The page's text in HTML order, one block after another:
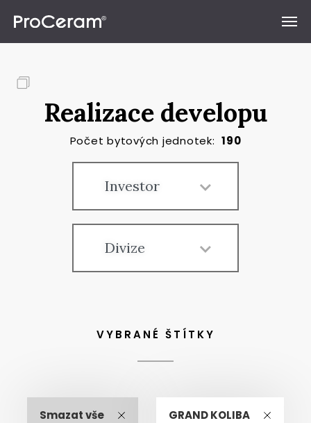
Realizace developu
Počet bytových jednotek: 190
Investor
Divize
VYBRANÉ ŠTÍTKY
Smazat vše GRAND KOLIBA